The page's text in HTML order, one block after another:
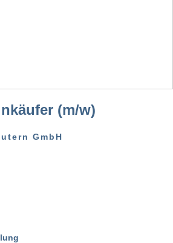
(m/w)
GmbH